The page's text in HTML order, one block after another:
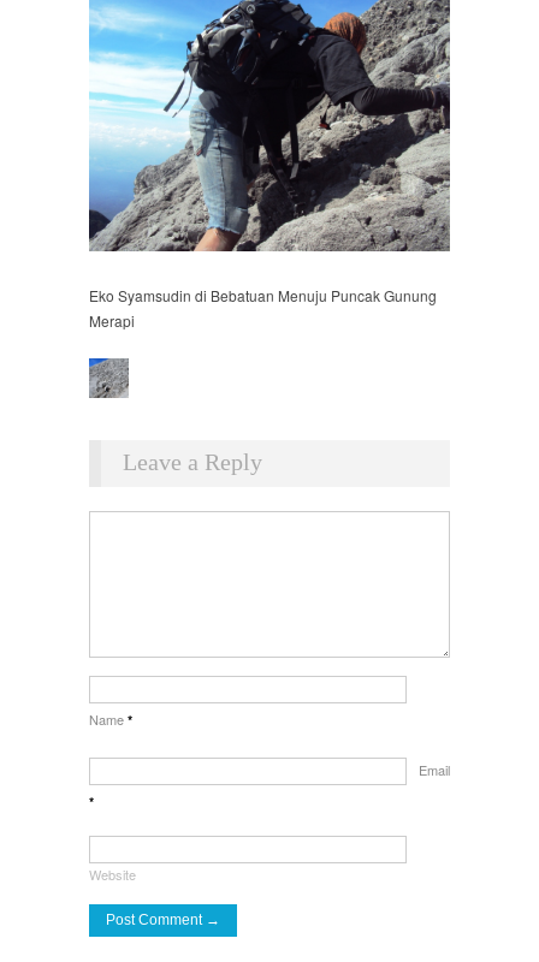
Eko Syamsudin di Bebatuan Menuju Puncak Gunung
Merapi
Leave a Reply
Name *
Email
*
Website